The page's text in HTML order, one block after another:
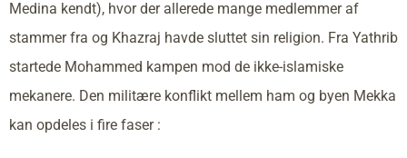
Medina kendt), hvor der allerede mange medlemmer af
stammer fra og Khazraj havde sluttet sin religion. Fra Yathrib
startede Mohammed kampen mod de ikke-islamiske
mekanere. Den militære konflikt mellem ham og byen Mekka
kan opdeles i fire faser :